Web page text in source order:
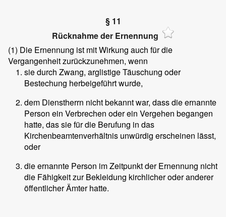
§ 11
Rücknahme der Ernennung
(1) Die Ernennung ist mit Wirkung auch für die
Vergangenheit zurückzunehmen, wenn
sie durch Zwang, arglistige Täuschung oder
Bestechung herbeigeführt wurde,
dem Dienstherrn nicht bekannt war, dass die ernannte
Person ein Verbrechen oder ein Vergehen begangen
hatte, das sie für die Berufung in das
Kirchenbeamtenverhältnis unwürdig erscheinen lässt,
oder
die ernannte Person im Zeitpunkt der Ernennung nicht
die Fähigkeit zur Bekleidung kirchlicher oder anderer
öffentlicher Ämter hatte.